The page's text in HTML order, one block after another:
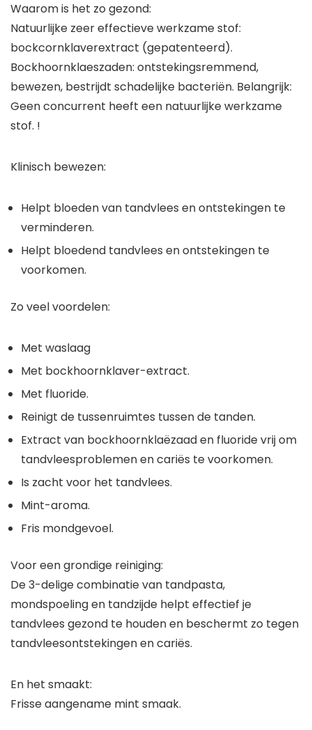
Waarom is het zo gezond:
Natuurlijke zeer effectieve werkzame stof:
bockcornklaverextract (gepatenteerd).
Bockhoornklaeszaden: ontstekingsremmend,
bewezen, bestrijdt schadelijke bacteriën. Belangrijk:
Geen concurrent heeft een natuurlijke werkzame
stof. !
Klinisch bewezen:
Helpt bloeden van tandvlees en ontstekingen te
verminderen.
Helpt bloedend tandvlees en ontstekingen te
voorkomen.
Zo veel voordelen:
Met waslaag
Met bockhoornklaver-extract.
Met fluoride.
Reinigt de tussenruimtes tussen de tanden.
Extract van bockhoornklaëzaad en fluoride vrij om
tandvleesproblemen en cariës te voorkomen.
Is zacht voor het tandvlees.
Mint-aroma.
Fris mondgevoel.
Voor een grondige reiniging:
De 3-delige combinatie van tandpasta,
mondspoeling en tandzijde helpt effectief je
tandvlees gezond te houden en beschermt zo tegen
tandvleesontstekingen en cariës.
En het smaakt:
Frisse aangename mint smaak.